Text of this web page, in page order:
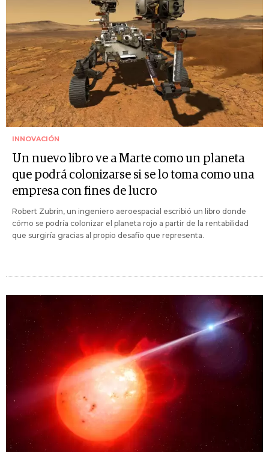
INNOVACIÓN
Un nuevo libro ve a Marte como un planeta
que podrá colonizarse si se lo toma como una
empresa con fines de lucro
Robert Zubrin, un ingeniero aeroespacial escribió un libro donde
cómo se podría colonizar el planeta rojo a partir de la rentabilidad
que surgiría gracias al propio desafío que representa.